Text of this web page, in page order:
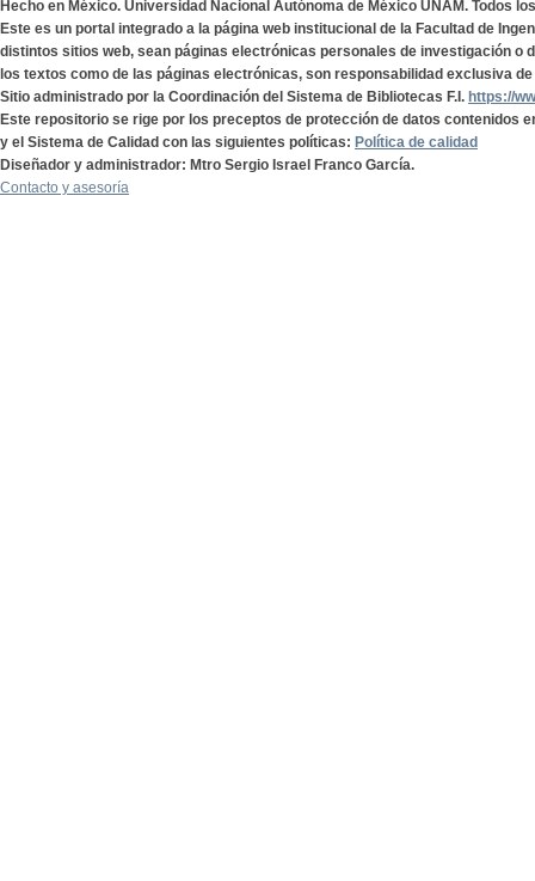
Hecho en México. Universidad Nacional Autónoma de México UNAM. Todos
Este es un portal integrado a la página web institucional de la Facultad de
distintos sitios web, sean páginas electrónicas personales de investigación o
los textos como de las páginas electrónicas, son responsabilidad exclusiva
Sitio administrado por la Coordinación del Sistema de Bibliotecas F.I. https://
Este repositorio se rige por los preceptos de protección de datos contenidos
y el Sistema de Calidad con las siguientes políticas: Política de calidad
Diseñador y administrador: Mtro Sergio Israel Franco García.
Contacto y asesoría